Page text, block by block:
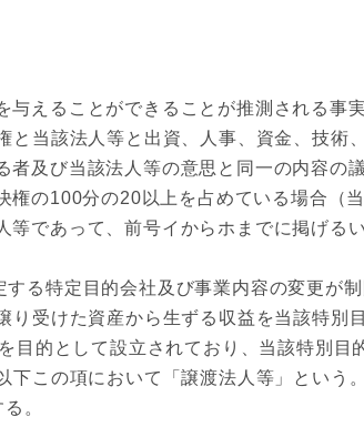
えることができることが推測される事実
当該法人等と出資、人事、資金、技術
及び当該法人等の意思と同一の内容の
の100分の20以上を占めている場合（
であって、前号イからホまでに掲げる
る特定目的会社及び事業内容の変更が
受けた資産から生ずる収益を当該特別
的として設立されており、当該特別目
この項において「譲渡法人等」という
。